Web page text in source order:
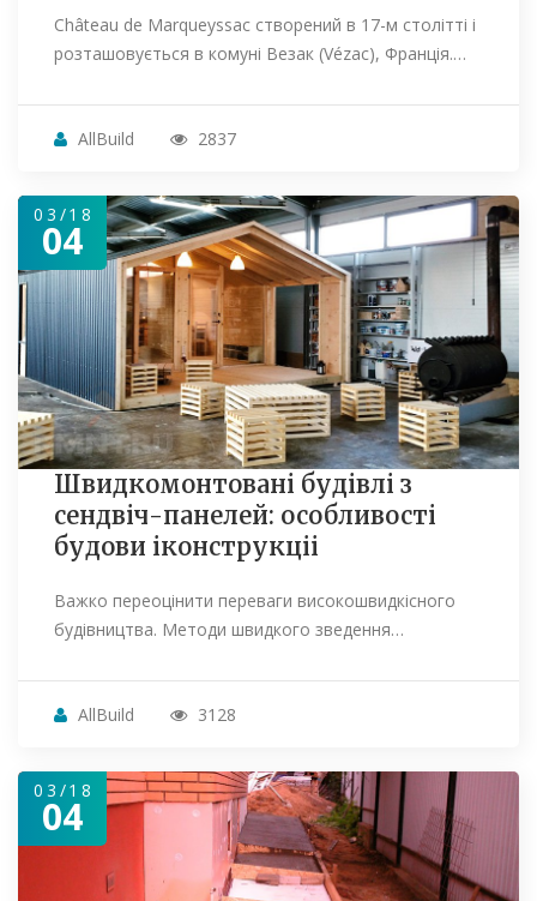
Château de Marqueyssac створений в 17-м столітті і
розташовується в комуні Везак (Vézac), Франція.…
AllBuild 2837
03/18
04
Швидкомонтовані будівлі з
сендвіч-панелей: особливості
будови іконструкціі
Важко переоцінити переваги високошвидкісного
будівництва. Методи швидкого зведення…
AllBuild 3128
03/18
04